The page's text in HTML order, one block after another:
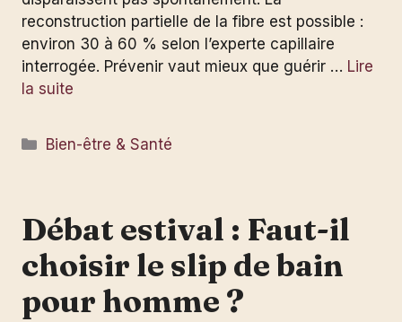
reconstruction partielle de la fibre est possible :
environ 30 à 60 % selon l’experte capillaire
interrogée. Prévenir vaut mieux que guérir … Lire
la suite
Catégories
Bien-être & Santé
Débat estival : Faut-il
choisir le slip de bain
pour homme ?